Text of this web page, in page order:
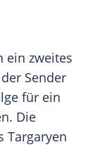
ein zweites
Sender
für ein
Die
Targaryen